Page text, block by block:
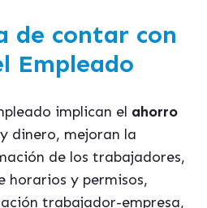
de contar con
Empleado
implican el ahorro
dinero, mejoran la
de los trabajadores,
horarios y permisos,
trabajador-empresa,